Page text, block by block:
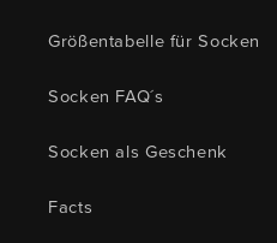
Größentabelle für Socken
Socken FAQ´s
Socken als Geschenk
Facts